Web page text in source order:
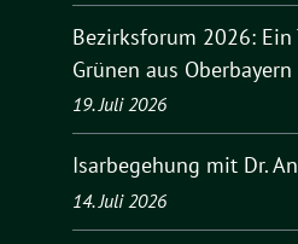
Bezirksforum 2026: Ein
Grünen aus Oberbayern
19. Juli 2026
Isarbegehung mit Dr.
14. Juli 2026